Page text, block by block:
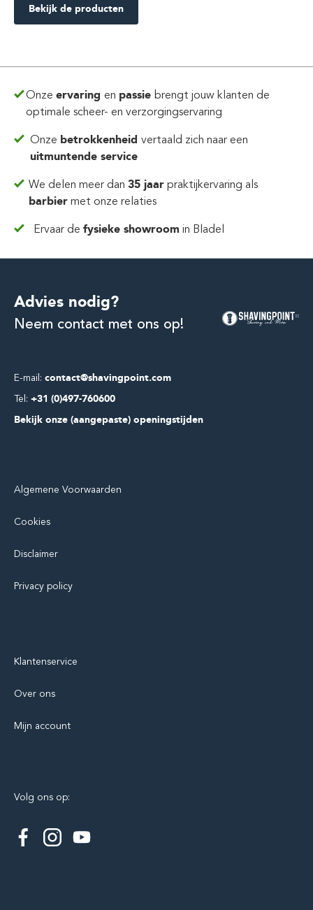
Bekijk de producten
Onzeervaringen passie brengt jouw klanten de
optimale scheer- en verzorgingservaring
Onze betrokkenheid vertaald zich naar een
uitmuntende service
We delen meer dan 35 jaar praktijkervaring als
barbier met onze relaties
Ervaar de fysieke showroom in Bladel
E-mail: contact@shavingpoint.com
Tel: +31 (0)497-760600
Bekijk onze (aangepaste) openingstijden
Advies nodig?
Neem contact met ons op!
Algemene Voorwaarden
Cookies
Disclaimer
Privacy policy
Klantenservice
Over ons
Mijn account
Volg ons op: